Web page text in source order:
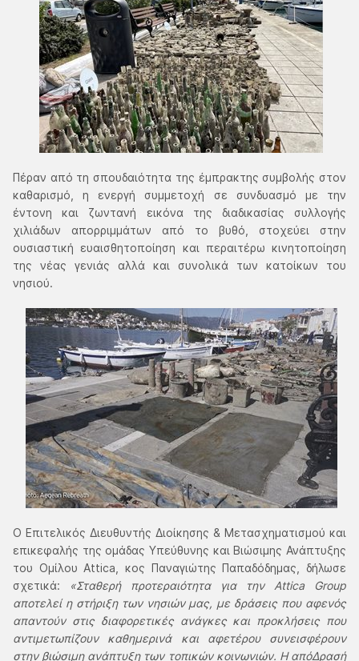
Πέραν από τη σπουδαιότητα της έμπρακτης συμβολής στον
καθαρισμό, η ενεργή συμμετοχή σε συνδυασμό με την
έντονη και ζωντανή εικόνα της διαδικασίας συλλογής
χιλιάδων απορριμμάτων από το βυθό, στοχεύει στην
ουσιαστική ευαισθητοποίηση και περαιτέρω κινητοποίηση
της νέας γενιάς αλλά και συνολικά των κατοίκων του
νησιού.
Ο Επιτελικός Διευθυντής Διοίκησης & Μετασχηματισμού και
επικεφαλής της ομάδας Υπεύθυνης και Βιώσιμης Ανάπτυξης
του Ομίλου Αttica, κος Παναγιώτης Παπαδόδημας, δήλωσε
σχετικά:
«Σταθερή προτεραιότητα για την Attica Group
αποτελεί η στήριξη των νησιών μας, με δράσεις που αφενός
απαντούν στις διαφορετικές ανάγκες και προκλήσεις που
αντιμετωπίζουν καθημερινά και αφετέρου συνεισφέρουν
στην βιώσιμη ανάπτυξη των τοπικών κοινωνιών. Η απόΔρασή